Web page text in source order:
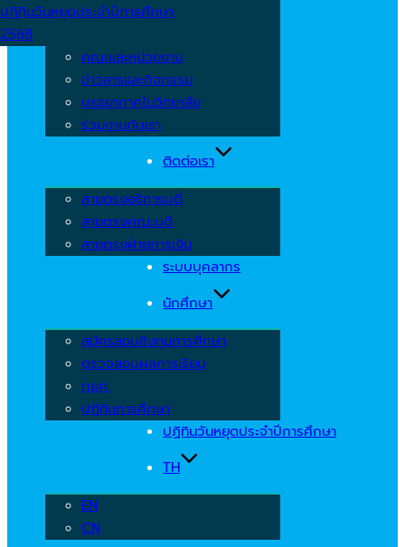
ปฏิทินวันหยุดประจำปีการศึกษา
2568
คณะและหน่วยงาน
ข่าวสารและกิจกรรม
บรรยากาศในวิทยาลัย
ร่วมงานกับเรา
ติดต่อเรา
สายตรงอธิการบดี
สายตรงคณะบดี
สายตรงฝ่ายการเงิน
ระบบบุคลากร
นักศึกษา
สมัครสอบชิงทุนการศึกษา
ตรวจสอบผลการเรียน
กยศ.
ปฏิทินการศึกษา
ปฏิทินวันหยุดประจำปีการศึกษา
TH
EN
CN